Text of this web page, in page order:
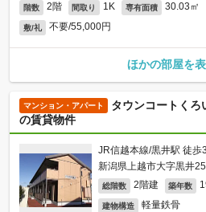
階数 2階 間取り 1K 専有面積 30.03㎡
敷/礼 不要/55,000円
ほかの部屋を
マンション・アパート
タウンコートくろ
の賃貸物件
JR信越本線/黒井駅 徒歩
新潟県上越市大字黒井
総階数 2階建 築年数
建物構造 軽量鉄骨